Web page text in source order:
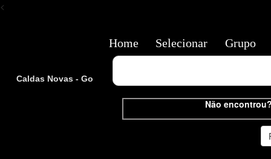
<
Caldas Novas - Go
Não
Home Selecionar Grupo